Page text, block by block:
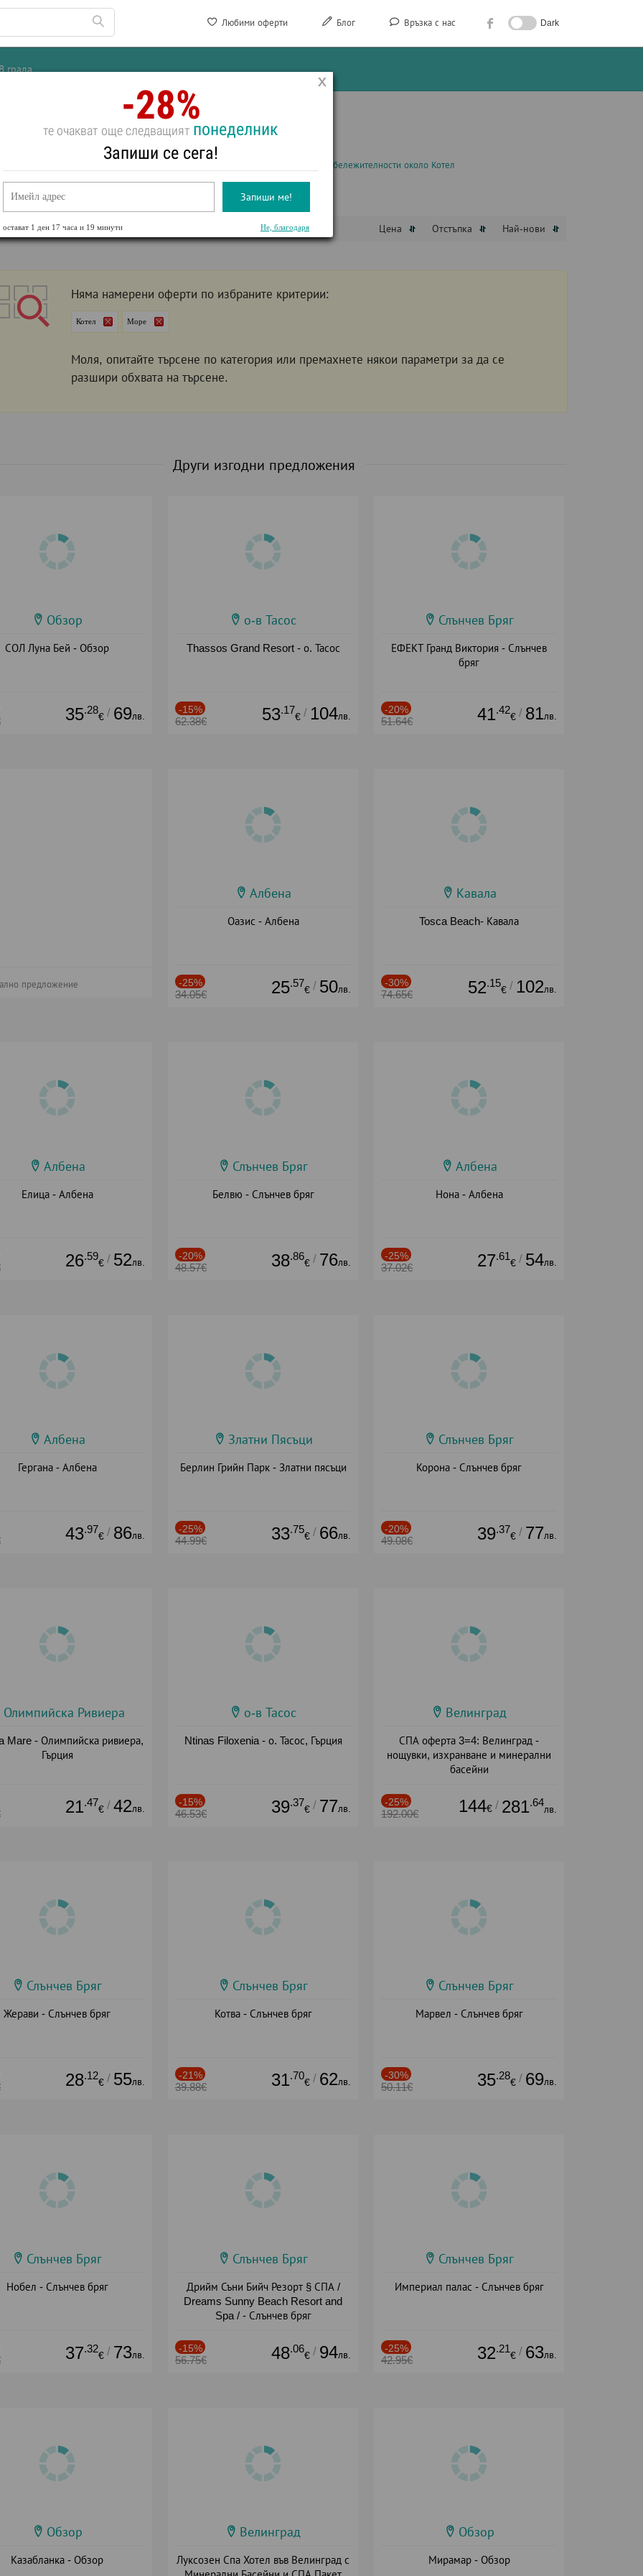
Любими оферти Блог Връзка с нас Dark
В града
НА МОРЕ ВКОТЕЛ
Забележителности около Котел
Море
Цена Отстъпка Най-нови
Няма намерени оферти по избраните критерии:
Котел Море
Моля, опитайте търсене по категория или премахнете някои параметри за да се
разшири обхвата на търсене.
Други изгодни предложения
Обзор
СОЛ Луна Бей - Обзор
35.28
€ / 69лв.
о-в Тасос
Thassos Grand Resort - о. Тасос
-15%
62.38€ 53.17
€ / 104лв.
Слънчев Бряг
ЕФЕКТ Гранд Виктория - Слънчев
бряг
-20%
51.64€ 41.42
€ / 81лв.
предложение
Албена
Оазис - Албена
-25%
34.05€ 25.57
€ / 50лв.
Кавала
Tosca Beach- Кавала
-30%
74.65€ 52.15
€ / 102лв.
Албена
Елица - Албена
26.59
€ / 52лв.
Слънчев Бряг
Белвю - Слънчев бряг
-20%
48.57€ 38.86
€ / 76лв.
Албена
Нона - Албена
-25%
37.02€ 27.61
€ / 54лв.
Албена
Гергана - Албена
43.97
€ / 86лв.
Златни Пясъци
Берлин Грийн Парк - Златни пясъци
-25%
44.99€ 33.75
€ / 66лв.
Слънчев Бряг
Корона - Слънчев бряг
-20%
49.08€ 39.37
€ / 77лв.
Олимпийска Ривиера
Mare - Олимпийска ривиера,
Гърция
21.47
€ / 42лв.
о-в Тасос
Ntinas Filoxenia - о. Тасос, Гърция
-15%
46.53€ 39.37
€ / 77лв.
Велинград
СПА оферта 3=4: Велинград -
нощувки, изхранване и минерални
басейни
-25%
192.00€ 144€ / 281.64
лв.
Слънчев Бряг
Жерави - Слънчев бряг
28.12
€ / 55лв.
Слънчев Бряг
Котва - Слънчев бряг
-21%
39.88€ 31.70
€ / 62лв.
Слънчев Бряг
Марвел - Слънчев бряг
-30%
50.11€ 35.28
€ / 69лв.
Слънчев Бряг
Нобел - Слънчев бряг
37.32
€ / 73лв.
Слънчев Бряг
Дрийм Съни Бийч Резорт § СПА /
Dreams Sunny Beach Resort and
Spa / - Слънчев бряг
-15%
56.75€ 48.06
€ / 94лв.
Слънчев Бряг
Империал палас - Слънчев бряг
-25%
42.95€ 32.21
€ / 63лв.
Обзор
Казабланка - Обзор
Велинград
Луксозен Спа Хотел във Велинград с
Обзор
Мирамар - Обзор
-28%
те очакват още следващият понеделник
Запиши се сега!
Запиши ме!
остават 1 ден 17 часа и 19 минути Не, благодаря